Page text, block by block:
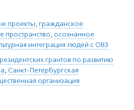
проекты, гражданское
пространство, осознанное
интеграция людей с ОВЗ
грантов по развитию
, Санкт-Петербургская
организация